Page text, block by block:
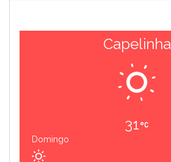
Capelinha
31
Domingo